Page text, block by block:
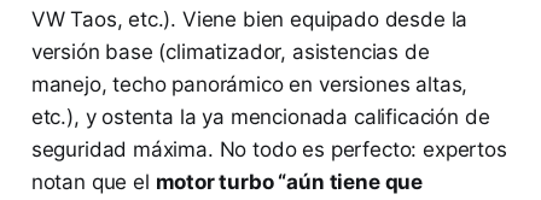
VW Taos, etc.). Viene bien equipado desde la
versión base (climatizador, asistencias de
manejo, techo panorámico en versiones altas,
etc.), y ostenta la ya mencionada calificación de
seguridad máxima. No todo es perfecto: expertos
notan que el motor turbo “aún tiene que